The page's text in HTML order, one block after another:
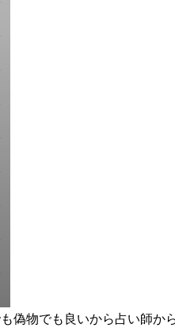
偽物でも良いから占い師か